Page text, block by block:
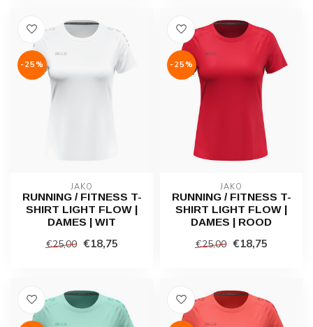
-25%
JAKO
RUNNING / FITNESS T-
SHIRT LIGHT FLOW |
DAMES | WIT
€25,00 €18,75
-25%
JAKO
RUNNING / FITNESS T-
SHIRT LIGHT FLOW |
DAMES | ROOD
€25,00 €18,75